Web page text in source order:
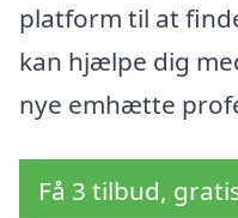
platform til at
kan hjælpe dig
nye emhætte
Få 3 tilbud,